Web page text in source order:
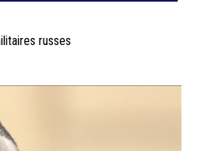
russes